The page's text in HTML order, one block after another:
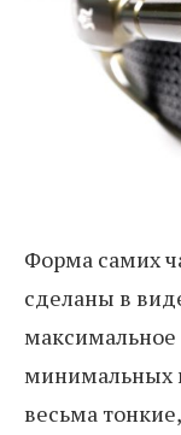
Форма самих
сделаны в
минимальных
весьма